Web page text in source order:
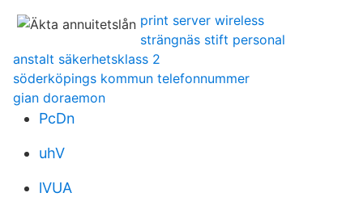
print server wireless
strängnäs stift personal
anstalt säkerhetsklass 2
söderköpings kommun telefonnummer
gian doraemon
PcDn
uhV
lVUA